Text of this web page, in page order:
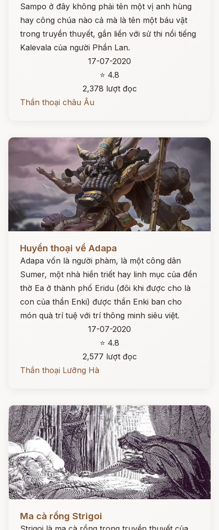
Sampo ở đây không phải tên một vị anh hùng
hay công chúa nào cả mà là tên một báu vật
trong truyền thuyết, gắn liền với sử thi nổi tiếng
Kalevala của người Phần Lan.
17-07-2020
⭐ 4.8
2,378 lượt đọc
Thần thoại châu Âu
Đọc ngay
Huyền thoại về Adapa
Adapa vốn là người phàm, là một công dân
Sumer, một nhà hiền triết hay linh mục của đền
thờ Ea ở thành phố Eridu (đôi khi được cho là
con của thần Enki) được thần Enki ban cho
món quà trí tuệ với trí thông minh siêu việt.
17-07-2020
⭐ 4.8
2,577 lượt đọc
Thần thoại Lưỡng Hà
Ma cà rồng Strigoi